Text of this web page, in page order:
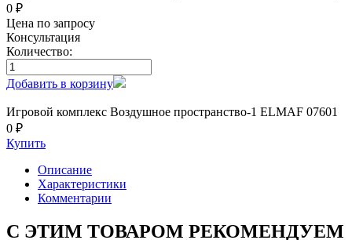
0 ₽
Цена по запросу
Консультация
Количество:
Добавить в корзину
Игровой комплекс Воздушное пространство-1 ELMAF 07601
0 ₽
Купить
Описание
Характеристики
Комментарии
С ЭТИМ ТОВАРОМ РЕКОМЕНДУЕМ